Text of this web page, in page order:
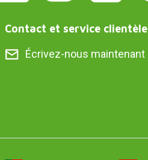
Contact et service clientèle
Écrivez-nous maintenant